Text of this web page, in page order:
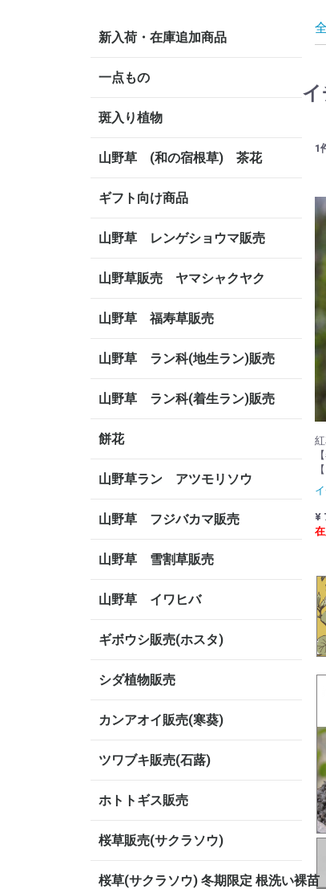
新入荷・在庫追加商品
一点もの
斑入り植物
山野草 (和の宿根草) 茶花
ギフト向け商品
山野草 レンゲショウマ販売
山野草販売 ヤマシャクヤク
山野草 福寿草販売
山野草 ラン科(地生ラン)販売
山野草 ラン科(着生ラン)販売
餅花
山野草ラン アツモリソウ
山野草 フジバカマ販売
山野草 雪割草販売
山野草 イワヒバ
ギボウシ販売(ホスタ)
シダ植物販売
カンアオイ販売(寒葵)
ツワブキ販売(石蕗)
ホトトギス販売
桜草販売(サクラソウ)
桜草(サクラソウ) 冬期限定 根洗い裸苗
1
¥